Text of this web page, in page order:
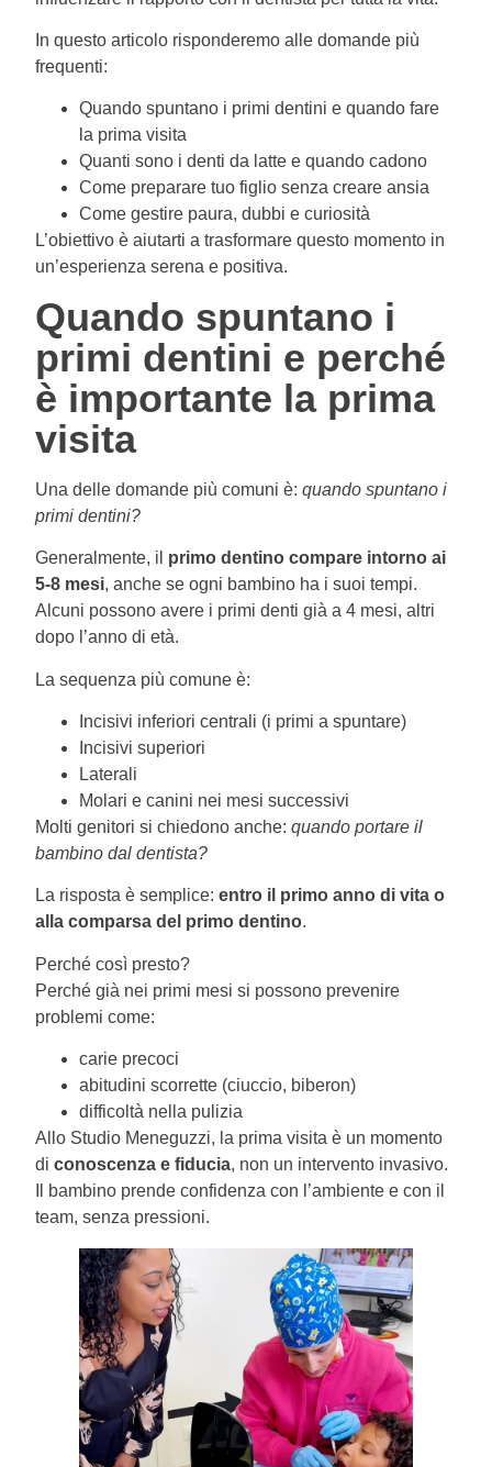
In questo articolo risponderemo alle domande più
frequenti:
Quando spuntano i primi dentini e quando fare
la prima visita
Quanti sono i denti da latte e quando cadono
Come preparare tuo figlio senza creare ansia
Come gestire paura, dubbi e curiosità
L’obiettivo è aiutarti a trasformare questo momento in
un’esperienza serena e positiva.
Quando spuntano i
primi dentini e perché
è importante la prima
visita
Una delle domande più comuni è: quando spuntano i
primi dentini?
Generalmente, il primo dentino compare intorno ai
5-8 mesi, anche se ogni bambino ha i suoi tempi.
Alcuni possono avere i primi denti già a 4 mesi, altri
dopo l’anno di età.
La sequenza più comune è:
Incisivi inferiori centrali (i primi a spuntare)
Incisivi superiori
Laterali
Molari e canini nei mesi successivi
Molti genitori si chiedono anche: quando portare il
bambino dal dentista?
La risposta è semplice: entro il primo anno di vita o
alla comparsa del primo dentino.
Perché così presto?
Perché già nei primi mesi si possono prevenire
problemi come:
carie precoci
abitudini scorrette (ciuccio, biberon)
difficoltà nella pulizia
Allo Studio Meneguzzi, la prima visita è un momento
di conoscenza e fiducia, non un intervento invasivo.
Il bambino prende confidenza con l’ambiente e con il
team, senza pressioni.